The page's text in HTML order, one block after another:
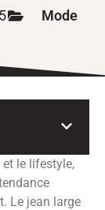
Mode
le lifestyle,
Le jean large